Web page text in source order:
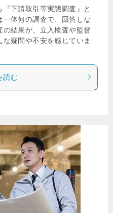
『下請取引等実態調査』と
体何の調査で、回答しな
結果が、立入検査や監督
疑問や不安を感じていま
読む